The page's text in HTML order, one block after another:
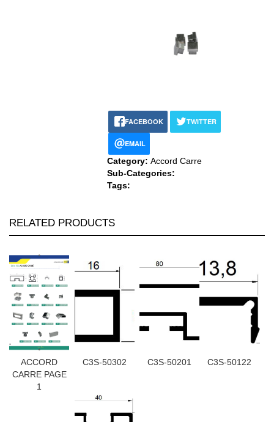
FACEBOOK TWITTER
EMAIL
Category: Accord Carre
Sub-Categories:
Tags:
RELATED PRODUCTS
ACCORD
CARRE PAGE
1
C3S-50302 C3S-50201 C3S-50122